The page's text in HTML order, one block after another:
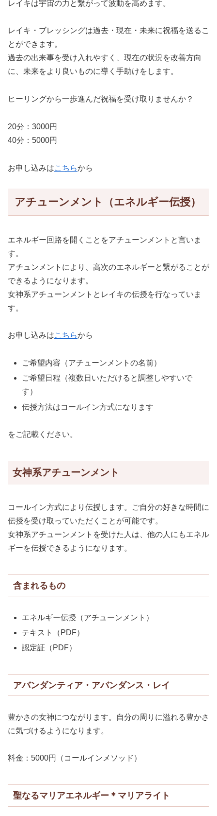
レイキは宇宙の力と繋がって波動を高めます。
レイキ・ブレッシングは過去・現在・未来に祝福を送るこ
とができます。
過去の出来事を受け入れやすく、現在の状況を改善方向
に、未来をより良いものに導く手助けをします。
ヒーリングから一歩進んだ祝福を受け取りませんか？
20分：3000円
40分：5000円
お申し込みはこちらから
アチューンメント（エネルギー伝授）
エネルギー回路を開くことをアチューンメントと言いま
す。
アチュンメントにより、高次のエネルギーと繋がることが
できるようになります。
女神系アチューンメントとレイキの伝授を行なっていま
す。
お申し込みはこちらから
ご希望内容（アチューンメントの名前）
ご希望日程（複数日いただけると調整しやすいで
す）
伝授方法はコールイン方式になります
をご記載ください。
女神系アチューンメント
コールイン方式により伝授します。ご自分の好きな時間に
伝授を受け取っていただくことが可能です。
女神系アチューンメントを受けた人は、他の人にもエネル
ギーを伝授できるようになります。
含まれるもの
エネルギー伝授（アチューンメント）
テキスト（PDF）
認定証（PDF）
アバンダンティア・アバンダンス・レイ
豊かさの女神につながります。自分の周りに溢れる豊かさ
に気づけるようになります。
料金：5000円（コールインメソッド）
聖なるマリアエネルギー＊マリアライト